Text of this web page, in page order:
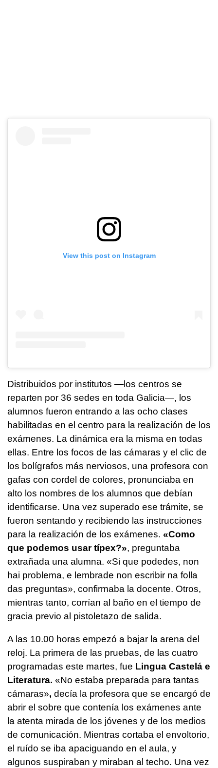
View this post on Instagram
Distribuidos por institutos —los centros se
reparten por 36 sedes en toda Galicia—, los
alumnos fueron entrando a las ocho clases
habilitadas en el centro para la realización de los
exámenes. La dinámica era la misma en todas
ellas. Entre los focos de las cámaras y el clic de
los bolígrafos más nerviosos, una profesora con
gafas con cordel de colores, pronunciaba en
alto los nombres de los alumnos que debían
identificarse. Una vez superado ese trámite, se
fueron sentando y recibiendo las instrucciones
para la realización de los exámenes. «Como
que podemos usar típex?», preguntaba
extrañada una alumna. «Si que podedes, non
hai problema, e lembrade non escribir na folla
das preguntas», confirmaba la docente. Otros,
mientras tanto, corrían al baño en el tiempo de
gracia previo al pistoletazo de salida.
A las 10.00 horas empezó a bajar la arena del
reloj. La primera de las pruebas, de las cuatro
programadas este martes, fue Lingua Castelá e
Literatura. «No estaba preparada para tantas
cámaras», decía la profesora que se encargó de
abrir el sobre que contenía los exámenes ante
la atenta mirada de los jóvenes y de los medios
de comunicación. Mientras cortaba el envoltorio,
el ruído se iba apaciguando en el aula, y
algunos suspiraban y miraban al techo. Una vez